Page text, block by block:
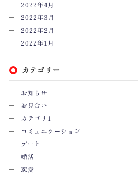
2022年4月
2022年3月
2022年2月
2022年1月
カテゴリー
お知らせ
お見合い
カテゴリ1
コミュニケーション
デート
婚活
恋愛